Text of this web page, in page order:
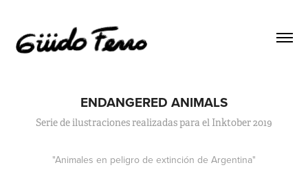
ENDANGERED ANIMALS
Serie de ilustraciones realizadas para el Inktober 2019
"Animales en peligro de extinción de Argentina"